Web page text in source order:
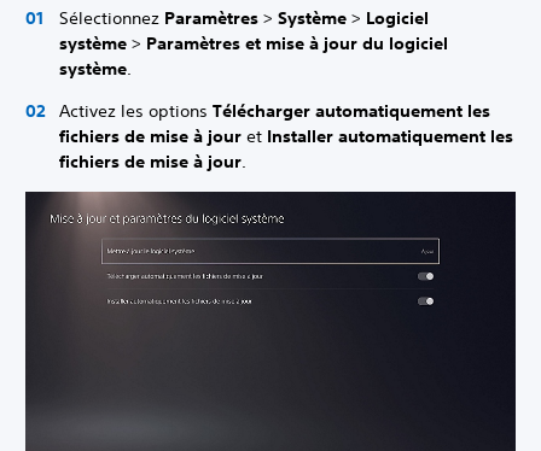
Sélectionnez Paramètres > Système > Logiciel
système > Paramètres et mise à jour du logiciel
système.
Activez les options Télécharger automatiquement les
fichiers de mise à jour et Installer automatiquement les
fichiers de mise à jour.